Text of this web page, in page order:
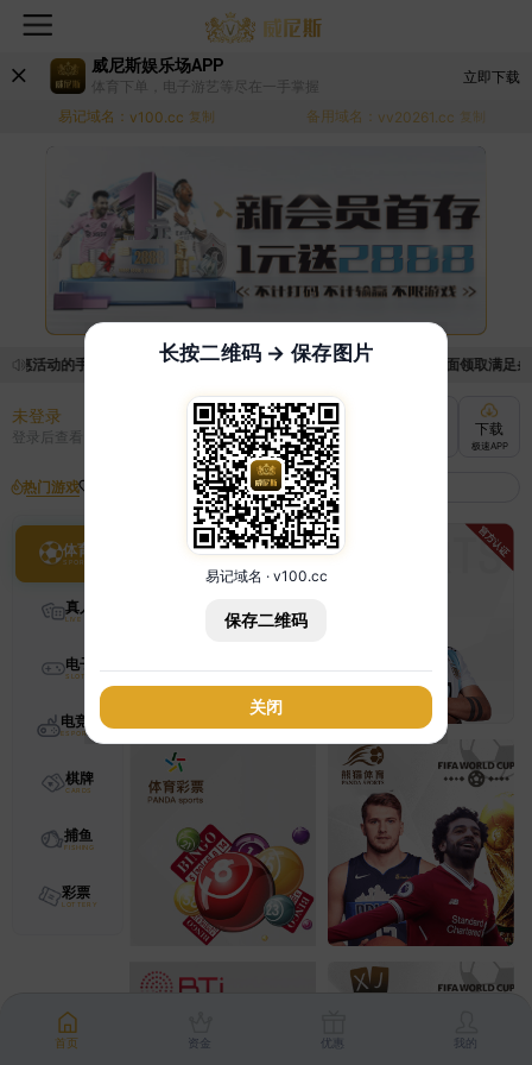
威尼斯娱乐场APP
体育下单，电子游艺等尽在一手掌握
立即下载
易记域名： v100.cc 复制 备用域名： vv20261.cc 复制
惠活动的手续麻烦，已新增优惠系统，现在可以前往【福利中心】界面领取满足
未登录
登录后查看 充值
快速到账
下载
极速APP
热门游戏
体育
真人
电子
电竞
棋牌
捕鱼
彩票
首页 资金 优惠 我的
长按二维码 → 保存图片
易记域名 · v100.cc
保存二维码
关闭